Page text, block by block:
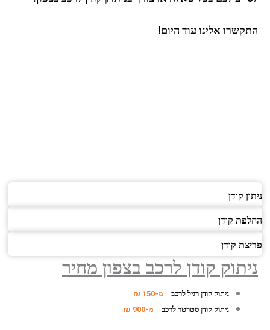
התקשרו אלינו עוד היום!
ניתון קודן
החלפת קודן
פריצת קודן
ניתוק קודן לרכב בצפון מחיר
ניתוק קודן רגיל לרכב
מ-150 ₪
ניתוק קודן סטרטר לרכב
מ-900 ₪